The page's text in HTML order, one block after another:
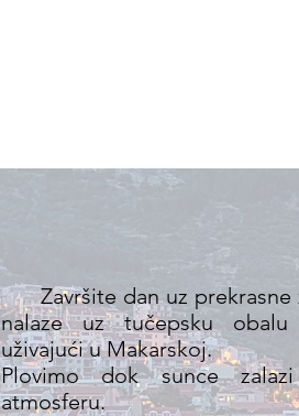
Završite dan uz
nalaze uz tučepsku
uživajući u Makarskoj.
Plovimo dok sunce
atmosferu.